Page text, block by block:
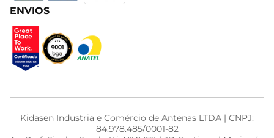
ENVIOS
Kidasen Industria e Comércio de Antenas LTDA | CNPJ:
84.978.485/0001-82